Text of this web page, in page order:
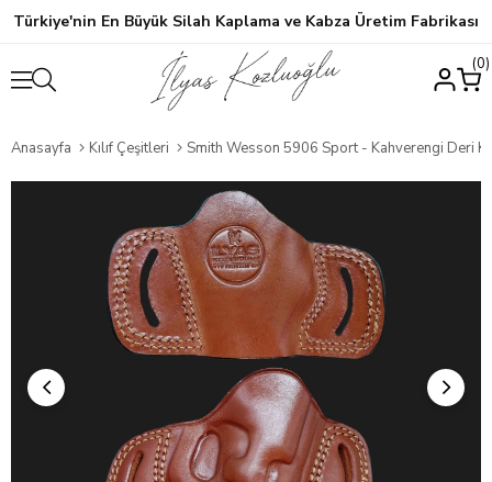
Türkiye'nin En Büyük Silah Kaplama ve Kabza Üretim Fabrikası
0
Anasayfa Kılıf Çeşitleri Smith Wesson 5906 Sport - Kahverengi Deri